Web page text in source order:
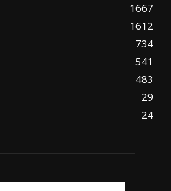
1667
1612
734
541
483
29
24